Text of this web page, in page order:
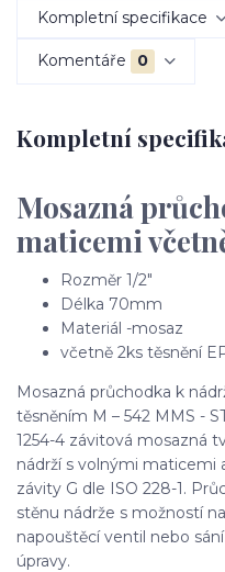
Kompletní specifikace
Komentáře 0
Kompletní
Mosazná
maticemi
Rozměr 1/2"
Délka 70mm
Materiál -mosaz
včetně 2ks těsnění
Mosazná průchodka k
těsněním M – 542 MMS -
1254-4 závitová mosazná
nádrží s volnými maticemi
závity G dle ISO 228-1.
stěnu nádrže s možností
napouštěcí ventil nebo
úpravy.